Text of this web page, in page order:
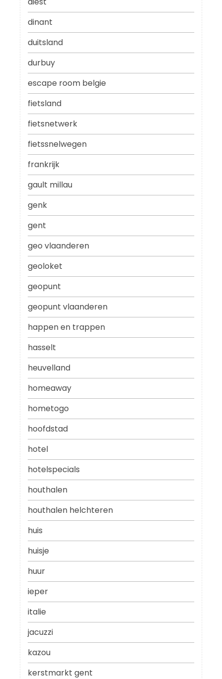
dinant
duitsland
durbuy
escape room belgie
fietsland
fietsnetwerk
fietssnelwegen
frankrijk
gault millau
genk
gent
geo vlaanderen
geoloket
geopunt
geopunt vlaanderen
happen en trappen
hasselt
heuvelland
homeaway
hometogo
hoofdstad
hotel
hotelspecials
houthalen
houthalen helchteren
huis
huisje
huur
ieper
italie
jacuzzi
kazou
kerstmarkt gent